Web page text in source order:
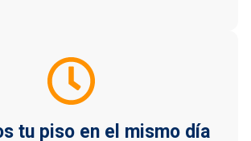
tu piso en el mismo día